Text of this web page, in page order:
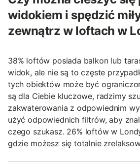
widokiem i spędzić
zewnątrz w loftach w
38% loftów posiada balkon lub
widok, ale nie są to częste
tych obiektów może być
są dla Ciebie kluczowe, radzimy
zakwaterowania z odpowiednim
użyć odpowiednich filtrów, aby
czego szukasz. 26% loftów w
gdzie możesz się totalnie